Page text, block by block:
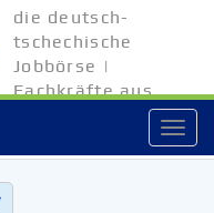
die deutsch-
tschechische
Jobbörse |
Fachkräfte aus